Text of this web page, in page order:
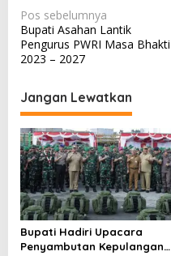
N
a
v
g
a
s
i
p
o
s
Pos sebelumnya
Bupati Asahan Lantik
Pengurus PWRI Masa Bhakti
2023 – 2027
Jangan Lewatkan
Bupati Hadiri Upacara
Penyambutan Kepulangan